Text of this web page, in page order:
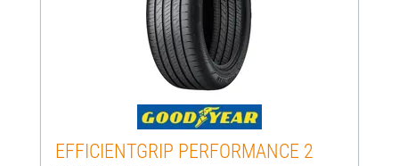
EFFICIENTGRIP PERFORMANCE 2